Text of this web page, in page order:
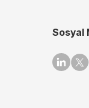
Sosyal